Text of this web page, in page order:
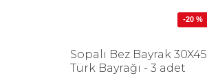
-20 %
Sopalı Bez Bayrak 30X45
Türk Bayrağı - 3 adet